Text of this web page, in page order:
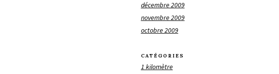
décembre 2009
novembre 2009
octobre 2009
CATÉGORIES
1 kilomètre